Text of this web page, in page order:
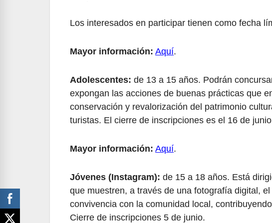
Los interesados en participar tienen como fecha
Mayor información: Aquí.
Adolescentes: de 13 a 15 años. Podrán
expongan las acciones de buenas prácticas que
conservación y revalorización del patrimonio
turistas. El cierre de inscripciones es el 16 de
Mayor información: Aquí.
Jóvenes (Instagram): de 15 a 18 años. Está
que muestren, a través de una fotografía digital,
convivencia con la comunidad local,
Cierre de inscripciones 5 de junio.